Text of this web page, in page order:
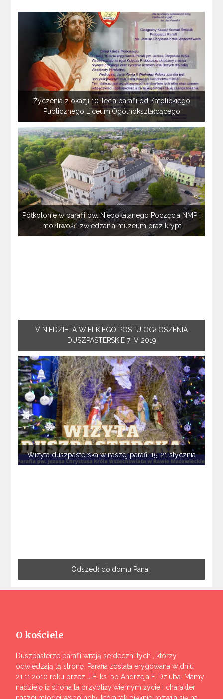
Życzenia z okazji 10-lecia parafii od Katolickiego
Publicznego Liceum Ogólnokształcącego
Półkolonie w parafii pw. Niepokalanego Poczęcia NMP i
możliwość zwiedzania muzeum oraz krypt
V NIEDZIELA WIELKIEGO POSTU OGŁOSZENIA
DUSZPASTERSKIE 7 IV 2019
Wizyta duszpasterska w naszej parafii 15-21 stycznia
Odszedł do domu Pana…
O kościele
Duszpasterze parafii witają serdeczni tych , którzy
odwiedzają tą stronę. Parafia została erygowana w dniu
21.11.2010 roku przez J.E. ks. bp Andrzeja F. Dziuba. Mamy
nadzieję iż strona ta przybliży wiernym życie i charakter
naszej młodej wspólnoty, która tak pięknie rozwija się na